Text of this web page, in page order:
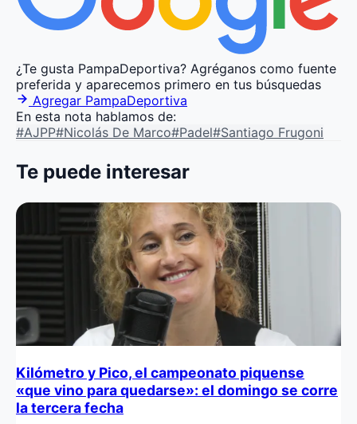
¿Te gusta PampaDeportiva? Agréganos como fuente
preferida y aparecemos primero en tus búsquedas
Agregar PampaDeportiva
En esta nota hablamos de:
#AJPP#Nicolás De Marco#Padel#Santiago Frugoni
Te puede interesar
Kilómetro y Pico, el campeonato piquense
«que vino para quedarse»: el domingo se corre
la tercera fecha